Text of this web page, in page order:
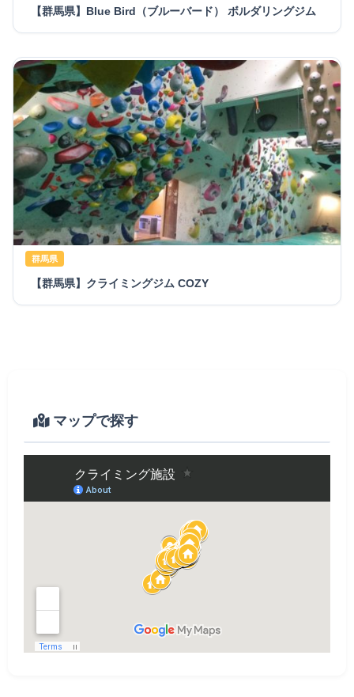
【群馬県】Blue Bird（ブルーバード） ボルダリングジム
群馬県
【群馬県】クライミングジム COZY
マップで探す